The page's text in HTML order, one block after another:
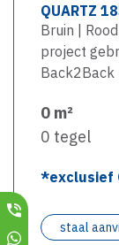
QUARTZ
Bruin |
project
0 m²
0 tegel
*exclusief
staal